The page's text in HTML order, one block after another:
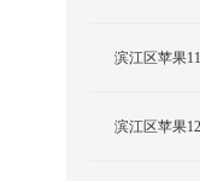
滨江区苹果
滨江区苹果